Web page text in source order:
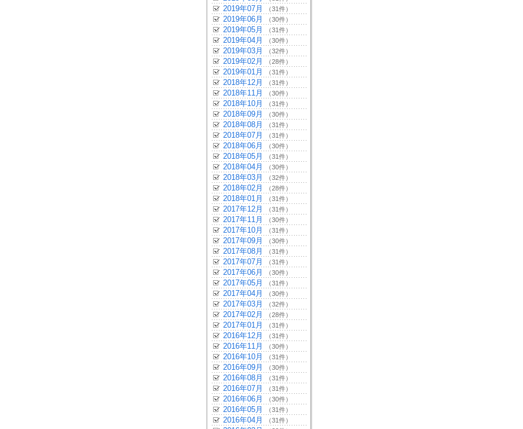
2019年07月 （31件）
2019年06月 （30件）
2019年05月 （31件）
2019年04月 （30件）
2019年03月 （32件）
2019年02月 （28件）
2019年01月 （31件）
2018年12月 （31件）
2018年11月 （30件）
2018年10月 （31件）
2018年09月 （30件）
2018年08月 （31件）
2018年07月 （31件）
2018年06月 （30件）
2018年05月 （31件）
2018年04月 （30件）
2018年03月 （32件）
2018年02月 （28件）
2018年01月 （31件）
2017年12月 （31件）
2017年11月 （30件）
2017年10月 （31件）
2017年09月 （30件）
2017年08月 （31件）
2017年07月 （31件）
2017年06月 （30件）
2017年05月 （31件）
2017年04月 （30件）
2017年03月 （32件）
2017年02月 （28件）
2017年01月 （31件）
2016年12月 （31件）
2016年11月 （30件）
2016年10月 （31件）
2016年09月 （30件）
2016年08月 （31件）
2016年07月 （31件）
2016年06月 （30件）
2016年05月 （31件）
2016年04月 （31件）